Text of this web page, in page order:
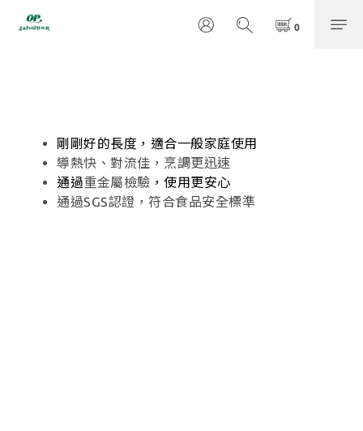
剛剛好的長度，適合一般家庭使用
導熱快、對流佳，烹調更迅速
通過重金屬檢驗 ，使用更安心
通過SGS認證，符合食品安全標準